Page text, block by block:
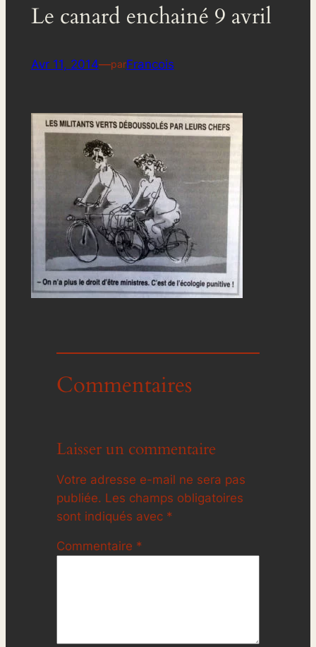
Le canard enchainé 9 avril
Avr 11, 2014—parFrancois
Commentaires
Laisser un commentaire
Votre adresse e-mail ne sera pas
publiée. Les champs obligatoires
sont indiqués avec *
Commentaire *